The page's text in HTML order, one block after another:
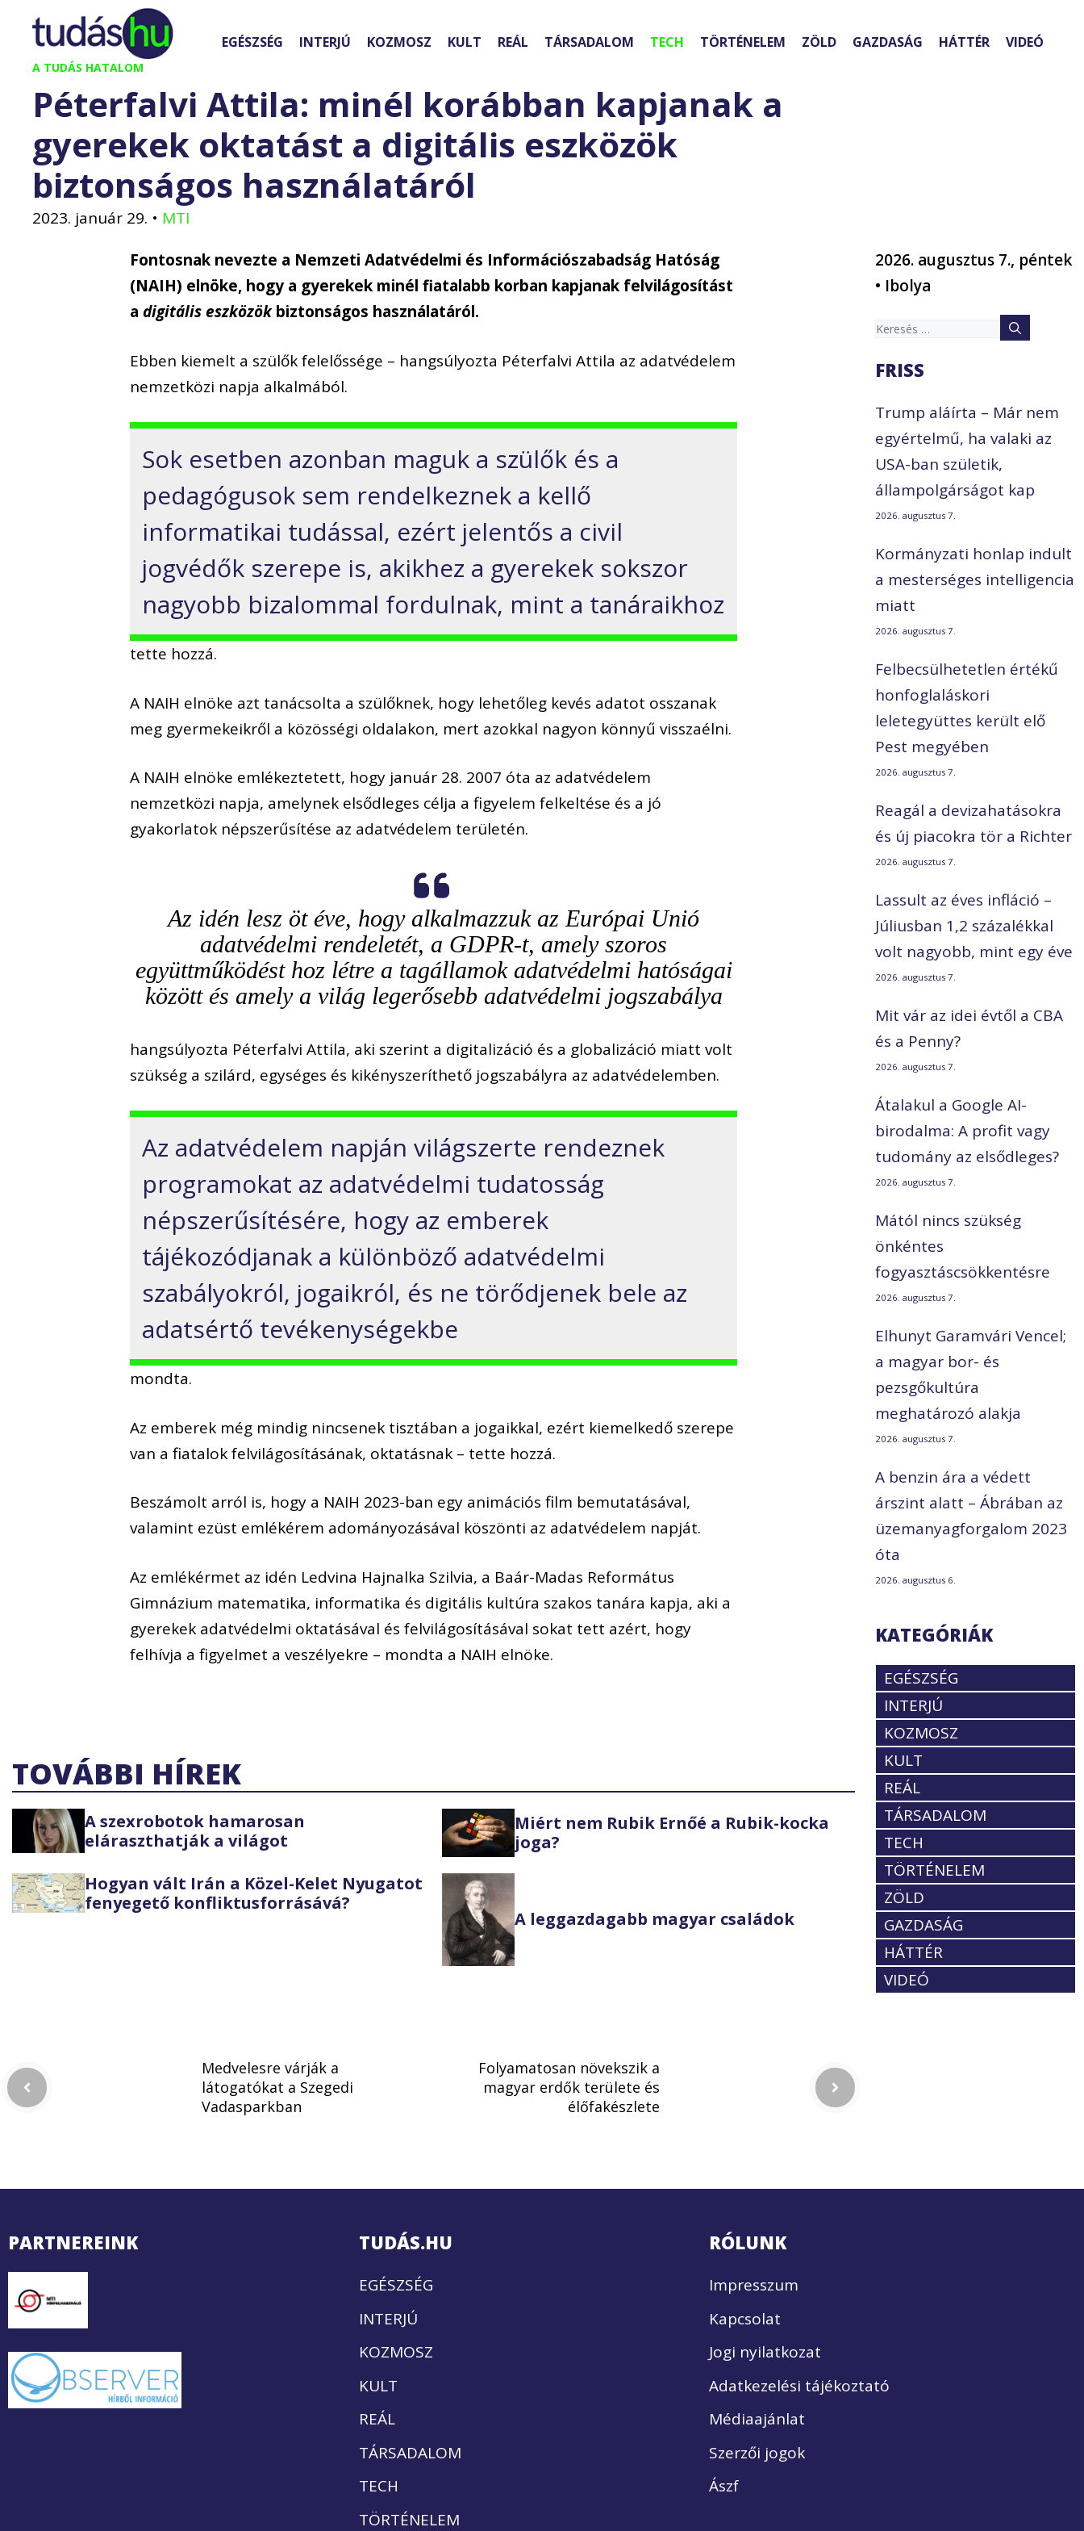
Kilépés
tartalomba
A TUDÁS HATALOM
EGÉSZSÉG INTERJÚ KOZMOSZ KULT REÁL TÁRSADALOM TECH TÖRTÉNELEM ZÖLD GAZDASÁG HÁTTÉR VIDEÓ
Péterfalvi Attila: minél korábban kapjanak a
gyerekek oktatást a digitális eszközök
biztonságos használatáról
2023. január 29. • MTI
Fontosnak nevezte a Nemzeti Adatvédelmi és Információszabadság Hatóság
(NAIH) elnöke, hogy a gyerekek minél fiatalabb korban kapjanak felvilágosítást
adigitális eszközökbiztonságos használatáról.
Ebben kiemelt a szülők felelőssége – hangsúlyozta Péterfalvi Attila az adatvédelem
nemzetközi napja alkalmából.
Sok esetben azonban maguk a szülők és a
pedagógusok sem rendelkeznek a kellő
informatikai tudással, ezért jelentős a civil
jogvédők szerepe is, akikhez a gyerekek sokszor
nagyobb bizalommal fordulnak, mint a tanáraikhoz
tette hozzá.
A NAIH elnöke azt tanácsolta a szülőknek, hogy lehetőleg kevés adatot osszanak
meg gyermekeikről a közösségi oldalakon, mert azokkal nagyon könnyű visszaélni.
A NAIH elnöke emlékeztetett, hogy január 28. 2007 óta az adatvédelem
nemzetközi napja, amelynek elsődleges célja a figyelem felkeltése és a jó
gyakorlatok népszerűsítése az adatvédelem területén.
Az idén lesz öt éve, hogy alkalmazzuk az Európai Unió
adatvédelmi rendeletét, a GDPR-t, amely szoros
együttműködést hoz létre a tagállamok adatvédelmi hatóságai
között és amely a világ legerősebb adatvédelmi jogszabálya
hangsúlyozta Péterfalvi Attila, aki szerint a digitalizáció és a globalizáció miatt volt
szükség a szilárd, egységes és kikényszeríthető jogszabályra az adatvédelemben.
Az adatvédelem napján világszerte rendeznek
programokat az adatvédelmi tudatosság
népszerűsítésére, hogy az emberek
tájékozódjanak a különböző adatvédelmi
szabályokról, jogaikról, és ne törődjenek bele az
adatsértő tevékenységekbe
mondta.
Az emberek még mindig nincsenek tisztában a jogaikkal, ezért kiemelkedő szerepe
van a fiatalok felvilágosításának, oktatásnak – tette hozzá.
Beszámolt arról is, hogy a NAIH 2023-ban egy animációs film bemutatásával,
valamint ezüst emlékérem adományozásával köszönti az adatvédelem napját.
Az emlékérmet az idén Ledvina Hajnalka Szilvia, a Baár-Madas Református
Gimnázium matematika, informatika és digitális kultúra szakos tanára kapja, aki a
gyerekek adatvédelmi oktatásával és felvilágosításával sokat tett azért, hogy
felhívja a figyelmet a veszélyekre – mondta a NAIH elnöke.
TOVÁBBI HÍREK
A szexrobotok hamarosan
eláraszthatják a világot
Miért nem Rubik Ernőé a Rubik-kocka
joga?
Hogyan vált Irán a Közel-Kelet Nyugatot
fenyegető konfliktusforrásává?
A leggazdagabb magyar családok
2026. augusztus 7., péntek
• Ibolya
Keresés:
FRISS
Trump aláírta – Már nem
egyértelmű, ha valaki az
USA-ban születik,
állampolgárságot kap
2026. augusztus 7.
Kormányzati honlap indult
a mesterséges intelligencia
miatt
2026. augusztus 7.
Felbecsülhetetlen értékű
honfoglaláskori
leletegyüttes került elő
Pest megyében
2026. augusztus 7.
Reagál a devizahatásokra
és új piacokra tör a Richter
2026. augusztus 7.
Lassult az éves infláció –
Júliusban 1,2 százalékkal
volt nagyobb, mint egy éve
2026. augusztus 7.
Mit vár az idei évtől a CBA
és a Penny?
2026. augusztus 7.
Átalakul a Google AI-
birodalma: A profit vagy
tudomány az elsődleges?
2026. augusztus 7.
Mától nincs szükség
önkéntes
fogyasztáscsökkentésre
2026. augusztus 7.
Elhunyt Garamvári Vencel;
a magyar bor- és
pezsgőkultúra
meghatározó alakja
2026. augusztus 7.
A benzin ára a védett
árszint alatt – Ábrában az
üzemanyagforgalom 2023
óta
2026. augusztus 6.
KATEGÓRIÁK
EGÉSZSÉG
INTERJÚ
KOZMOSZ
KULT
REÁL
TÁRSADALOM
TECH
TÖRTÉNELEM
ZÖLD
GAZDASÁG
HÁTTÉR
VIDEÓ
Medvelesre várják a
látogatókat a Szegedi
Vadasparkban
Folyamatosan növekszik a
magyar erdők területe és
élőfakészlete
PARTNEREINK TUDÁS.HU
EGÉSZSÉG
INTERJÚ
KOZMOSZ
KULT
REÁL
TÁRSADALOM
TECH
TÖRTÉNELEM
RÓLUNK
Impresszum
Kapcsolat
Jogi nyilatkozat
Adatkezelési tájékoztató
Médiaajánlat
Szerzői jogok
Ászf